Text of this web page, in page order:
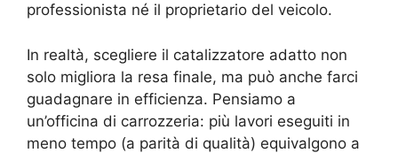
professionista né il proprietario del veicolo.
In realtà, scegliere il catalizzatore adatto non
solo migliora la resa finale, ma può anche farci
guadagnare in efficienza. Pensiamo a
un’officina di carrozzeria: più lavori eseguiti in
meno tempo (a parità di qualità) equivalgono a